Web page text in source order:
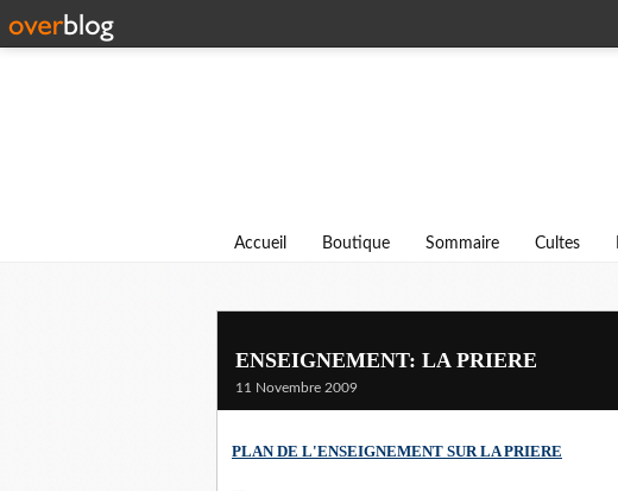
Accueil Boutique Sommaire Cultes
ENSEIGNEMENT: LA PRIERE
11 Novembre 2009
PLAN DE L'ENSEIGNEMENT SUR LA PRIERE